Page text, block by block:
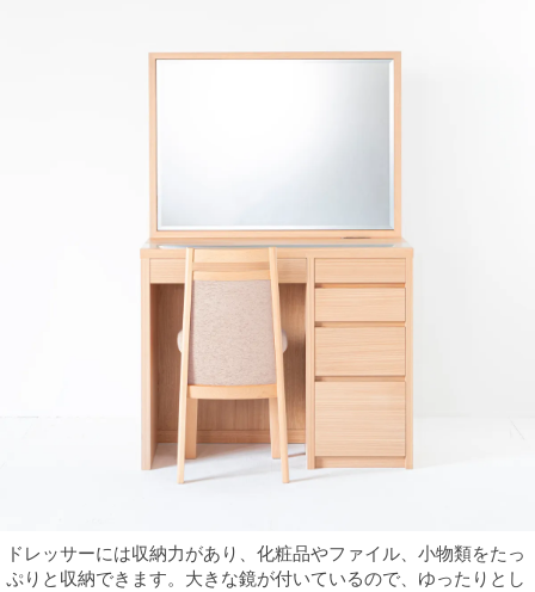
ドレッサーには収納力があり、化粧品やファイル、小物類をたっ
ぷりと収納できます。大きな鏡が付いているので、ゆったりとし